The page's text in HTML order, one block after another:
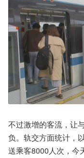
不过激增的客流，让
负。轨交方面统计，
送乘客8000人次，今